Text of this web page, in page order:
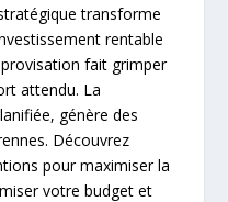
transforme
rentable
fait grimper
attendu. La
génère des
Découvrez
pour maximiser la
votre budget et